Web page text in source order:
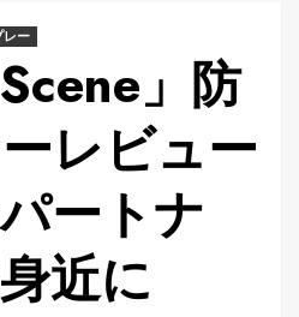
レー
」防
レビュー
ートナ
近に